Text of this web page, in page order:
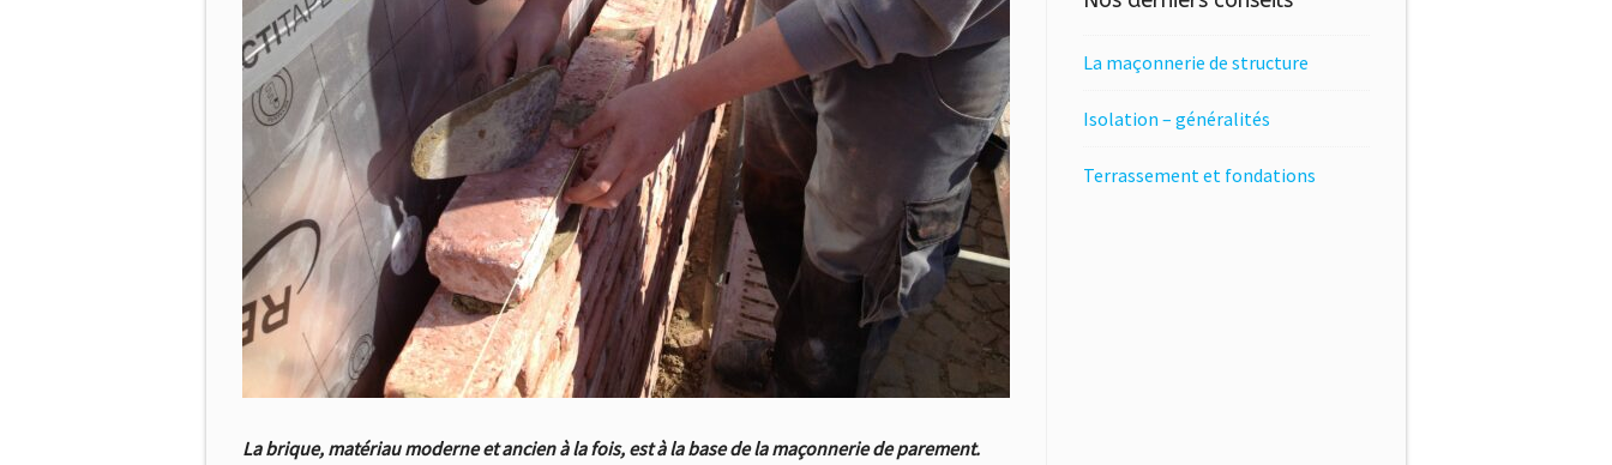
La brique, matériau moderne et ancien à la fois, est à la base de la maçonnerie de parement.
La maçonnerie de structure
Isolation – généralités
Terrassement et fondations